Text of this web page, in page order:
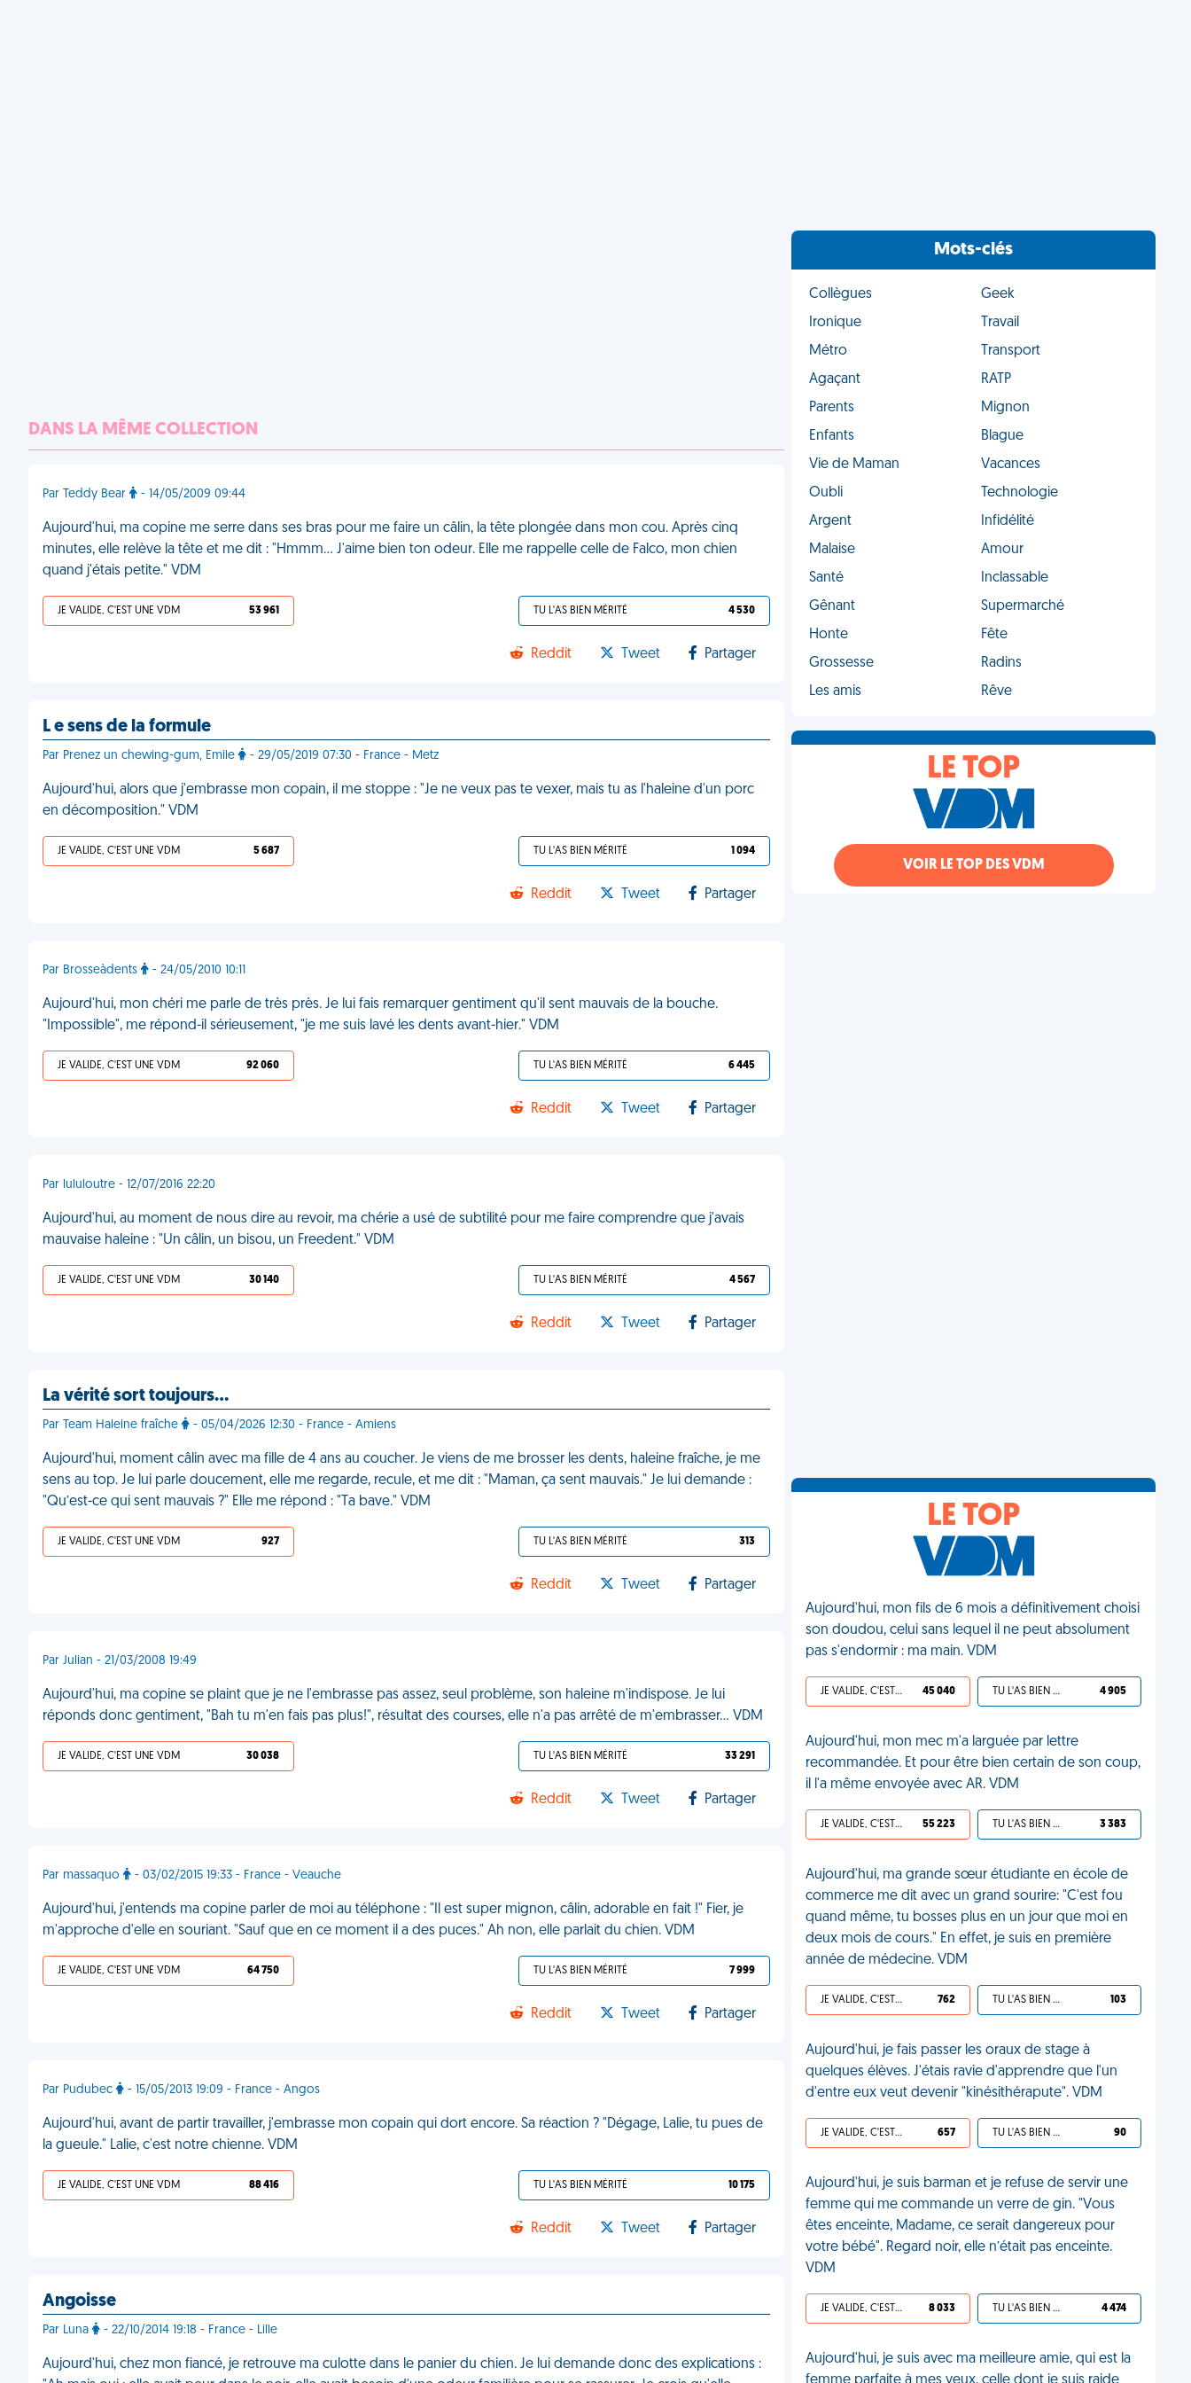
DANS LA MÊME COLLECTION
Par Teddy Bear - 14/05/2009 09:44
Aujourd'hui, ma copine me serre dans ses bras pour me faire un câlin, la tête plongée dans mon cou. Après cinq
minutes, elle relève la tête et me dit : "Hmmm... J'aime bien ton odeur. Elle me rappelle celle de Falco, mon chien
quand j'étais petite." VDM
JE VALIDE, C'EST UNE VDM 53 961 TU L'AS BIEN MÉRITÉ 4 530
Reddit Tweet Partager
L e sens de la formule
Par Prenez un chewing-gum, Emile - 29/05/2019 07:30 - France - Metz
Aujourd'hui, alors que j'embrasse mon copain, il me stoppe : "Je ne veux pas te vexer, mais tu as l'haleine d'un porc
en décomposition." VDM
JE VALIDE, C'EST UNE VDM 5 687 TU L'AS BIEN MÉRITÉ 1 094
Reddit Tweet Partager
Par Brosseàdents - 24/05/2010 10:11
Aujourd'hui, mon chéri me parle de très près. Je lui fais remarquer gentiment qu'il sent mauvais de la bouche.
"Impossible", me répond-il sérieusement, "je me suis lavé les dents avant-hier." VDM
JE VALIDE, C'EST UNE VDM 92 060 TU L'AS BIEN MÉRITÉ 6 445
Reddit Tweet Partager
Par lululoutre - 12/07/2016 22:20
Aujourd'hui, au moment de nous dire au revoir, ma chérie a usé de subtilité pour me faire comprendre que j'avais
mauvaise haleine : "Un câlin, un bisou, un Freedent." VDM
JE VALIDE, C'EST UNE VDM 30 140 TU L'AS BIEN MÉRITÉ 4 567
Reddit Tweet Partager
La vérité sort toujours…
Par Team Haleine fraîche - 05/04/2026 12:30 - France - Amiens
Aujourd'hui, moment câlin avec ma fille de 4 ans au coucher. Je viens de me brosser les dents, haleine fraîche, je me
sens au top. Je lui parle doucement, elle me regarde, recule, et me dit : "Maman, ça sent mauvais." Je lui demande :
"Qu’est-ce qui sent mauvais ?" Elle me répond : "Ta bave." VDM
JE VALIDE, C'EST UNE VDM 927 TU L'AS BIEN MÉRITÉ 313
Reddit Tweet Partager
Par Julian - 21/03/2008 19:49
Aujourd'hui, ma copine se plaint que je ne l'embrasse pas assez, seul problème, son haleine m'indispose. Je lui
réponds donc gentiment, "Bah tu m'en fais pas plus!", résultat des courses, elle n'a pas arrêté de m'embrasser... VDM
JE VALIDE, C'EST UNE VDM 30 038 TU L'AS BIEN MÉRITÉ 33 291
Reddit Tweet Partager
Par massaquo - 03/02/2015 19:33 - France - Veauche
Aujourd'hui, j'entends ma copine parler de moi au téléphone : "Il est super mignon, câlin, adorable en fait !" Fier, je
m'approche d'elle en souriant. "Sauf que en ce moment il a des puces." Ah non, elle parlait du chien. VDM
JE VALIDE, C'EST UNE VDM 64 750 TU L'AS BIEN MÉRITÉ 7 999
Reddit Tweet Partager
Par Pudubec - 15/05/2013 19:09 - France - Angos
Aujourd'hui, avant de partir travailler, j'embrasse mon copain qui dort encore. Sa réaction ? "Dégage, Lalie, tu pues de
la gueule." Lalie, c'est notre chienne. VDM
JE VALIDE, C'EST UNE VDM 88 416 TU L'AS BIEN MÉRITÉ 10 175
Reddit Tweet Partager
Angoisse
Par Luna - 22/10/2014 19:18 - France - Lille
Aujourd'hui, chez mon fiancé, je retrouve ma culotte dans le panier du chien. Je lui demande donc des explications :
Mots-clés
Collègues
Geek
Ironique
Travail
Métro
Transport
Agaçant
RATP
Parents
Mignon
Enfants
Blague
Vie de Maman
Vacances
Oubli
Technologie
Argent
Infidélité
Malaise
Amour
Santé
Inclassable
Gênant
Supermarché
Honte
Fête
Grossesse
Radins
Les amis
Rêve
LE TOP
VOIR LE TOP DES VDM
LE TOP
Aujourd'hui, mon fils de 6 mois a définitivement choisi
son doudou, celui sans lequel il ne peut absolument
pas s'endormir : ma main. VDM
JE VALIDE, C'EST UNE VDM 45 040 TU L'AS BIEN MÉRITÉ 4 905
Aujourd'hui, mon mec m'a larguée par lettre
recommandée. Et pour être bien certain de son coup,
il l'a même envoyée avec AR. VDM
JE VALIDE, C'EST UNE VDM 55 223 TU L'AS BIEN MÉRITÉ 3 383
Aujourd'hui, ma grande sœur étudiante en école de
commerce me dit avec un grand sourire: "C'est fou
quand même, tu bosses plus en un jour que moi en
deux mois de cours." En effet, je suis en première
année de médecine. VDM
JE VALIDE, C'EST UNE VDM 762 TU L'AS BIEN MÉRITÉ 103
Aujourd'hui, je fais passer les oraux de stage à
quelques élèves. J'étais ravie d'apprendre que l'un
d'entre eux veut devenir "kinésithérapute". VDM
JE VALIDE, C'EST UNE VDM 657 TU L'AS BIEN MÉRITÉ 90
Aujourd'hui, je suis barman et je refuse de servir une
femme qui me commande un verre de gin. "Vous
êtes enceinte, Madame, ce serait dangereux pour
votre bébé". Regard noir, elle n’était pas enceinte.
VDM
JE VALIDE, C'EST UNE VDM 8 033 TU L'AS BIEN MÉRITÉ 4 474
Aujourd'hui, je suis avec ma meilleure amie, qui est la